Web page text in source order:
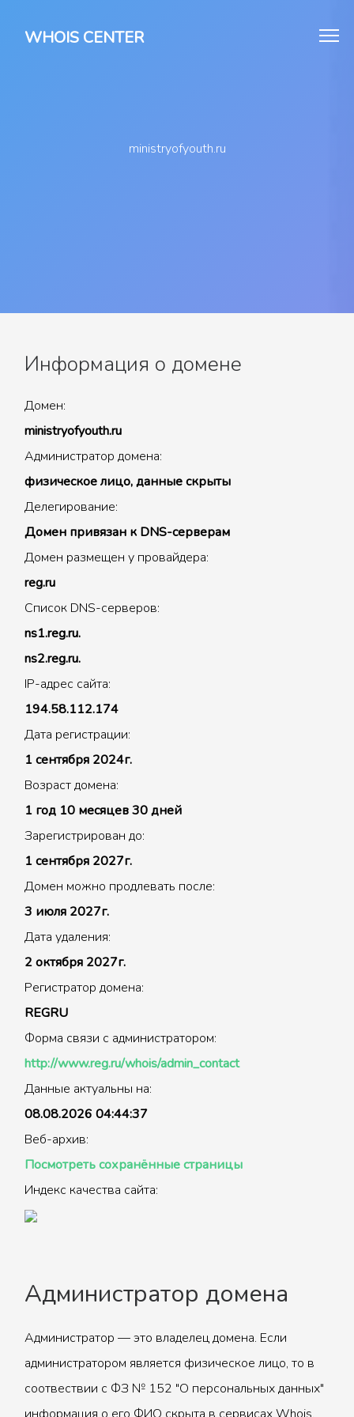
WHOIS CENTER
ministryofyouth.ru
Информация о домене
Домен:
ministryofyouth.ru
Администратор домена:
физическое лицо, данные скрыты
Делегирование:
Домен привязан к DNS-серверам
Домен размещен у провайдера:
reg.ru
Список DNS-серверов:
ns1.reg.ru.
ns2.reg.ru.
IP-адрес сайта:
194.58.112.174
Дата регистрации:
1 сентября 2024г.
Возраст домена:
1 год 10 месяцев 30 дней
Зарегистрирован до:
1 сентября 2027г.
Домен можно продлевать после:
3 июля 2027г.
Дата удаления:
2 октября 2027г.
Регистратор домена:
REGRU
Форма связи с администратором:
http://www.reg.ru/whois/admin_contact
Данные актуальны на:
08.08.2026 04:44:37
Веб-архив:
Посмотреть сохранённые страницы
Индекс качества сайта:
Администратор домена
Администратор — это владелец домена. Если
администратором является физическое лицо, то в
соотвествии с ФЗ № 152 "О персональных данных"